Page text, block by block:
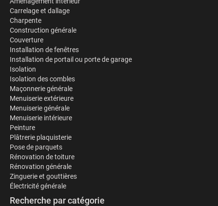
Carrelage et dallage
Charpente
Construction générale
Couverture
Installation de fenêtres
Installation de portail ou porte de garage
Isolation
Isolation des combles
Maçonnerie générale
Menuiserie extérieure
Menuiserie générale
Menuiserie intérieure
Peinture
Plâtrerie plaquisterie
Pose de parquets
Rénovation de toiture
Rénovation générale
Zinguerie et gouttières
Électricité générale
Recherche par catégorie